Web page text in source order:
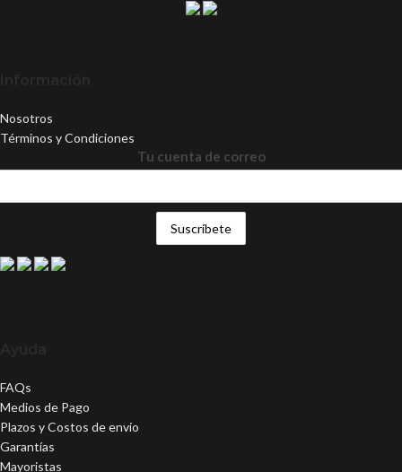
Nosotros
Términos y Condiciones
Tu cuenta de correo
FAQs
Medios de Pago
Plazos y Costos de envío
Garantías
Mayoristas